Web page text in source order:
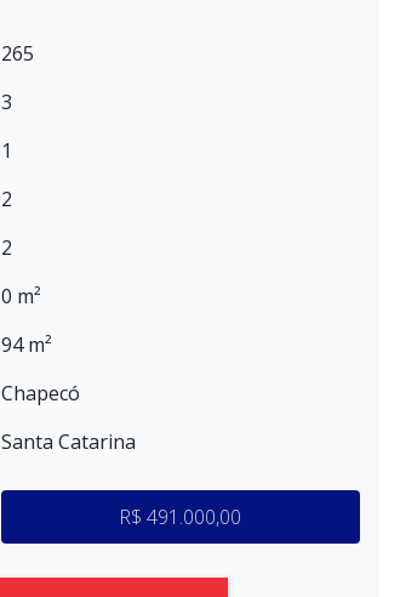
265
3
1
2
2
0 m²
94 m²
Chapecó
Santa Catarina
R$ 491.000,00